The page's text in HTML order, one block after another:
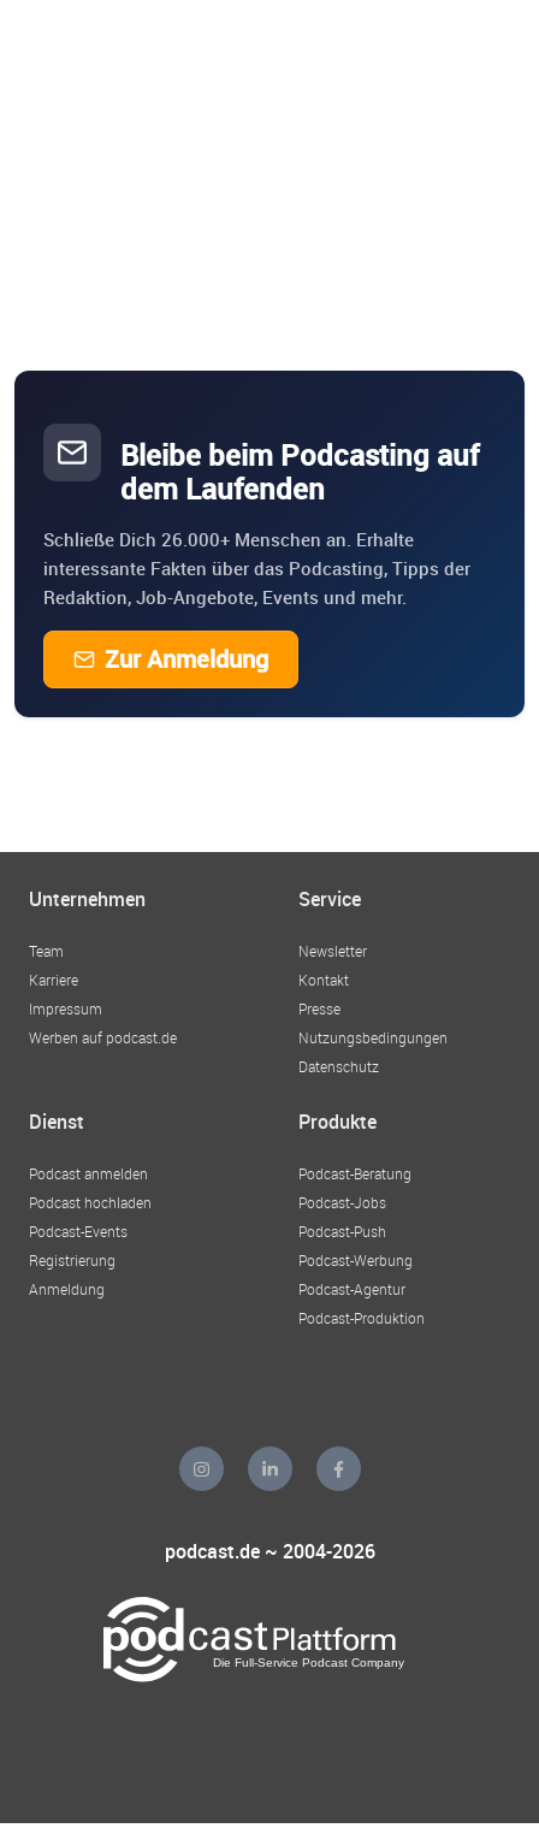
Bleibe beim Podcasting auf
dem Laufenden
Schließe Dich 26.000+ Menschen an. Erhalte
interessante Fakten über das Podcasting, Tipps der
Redaktion, Job-Angebote, Events und mehr.
Zur Anmeldung
Unternehmen
Team
Karriere
Impressum
Werben auf podcast.de
Service
Newsletter
Kontakt
Presse
Nutzungsbedingungen
Datenschutz
Dienst
Podcast anmelden
Podcast hochladen
Podcast-Events
Registrierung
Anmeldung
Produkte
Podcast-Beratung
Podcast-Jobs
Podcast-Push
Podcast-Werbung
Podcast-Agentur
Podcast-Produktion
podcast.de ~ 2004-2026